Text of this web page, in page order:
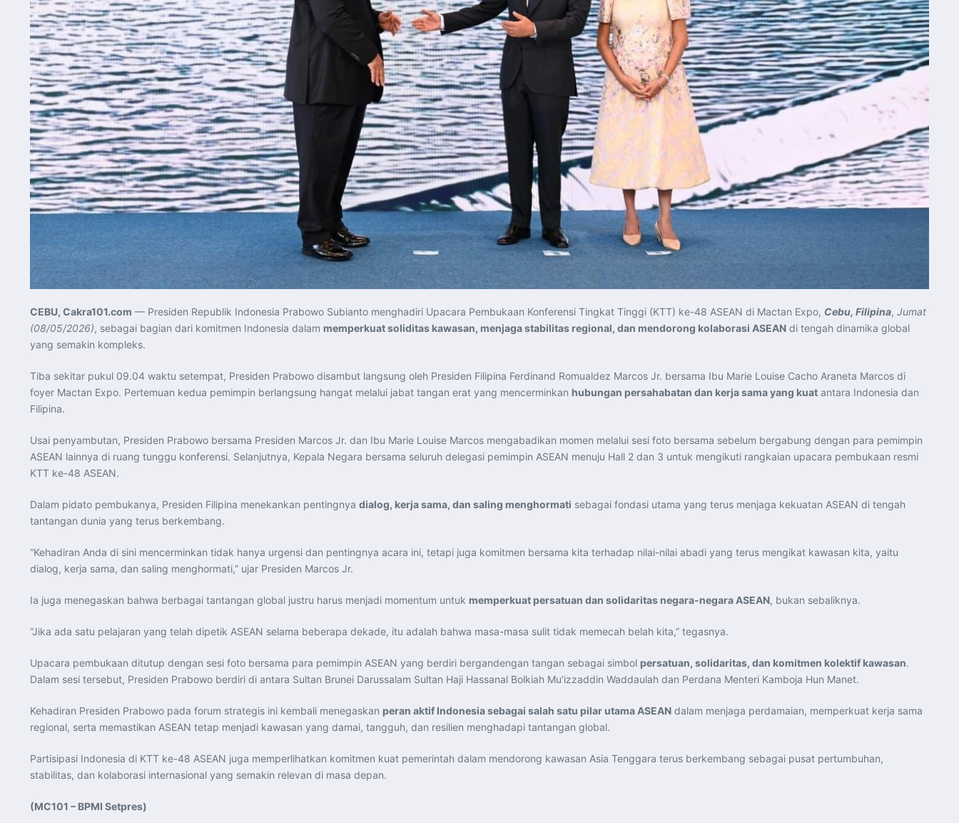
CEBU, Cakra101.com — Presiden Republik Indonesia Prabowo Subianto menghadiri Upacara Pembukaan Konferensi Tingkat Tinggi (KTT) ke-48 ASEAN di Mactan Expo, Cebu, Filipina, Jumat
(08/05/2026), sebagai bagian dari komitmen Indonesia dalam memperkuat soliditas kawasan, menjaga stabilitas regional, dan mendorong kolaborasi ASEAN di tengah dinamika global
yang semakin kompleks.
Tiba sekitar pukul 09.04 waktu setempat, Presiden Prabowo disambut langsung oleh Presiden Filipina Ferdinand Romualdez Marcos Jr. bersama Ibu Marie Louise Cacho Araneta Marcos di
foyer Mactan Expo. Pertemuan kedua pemimpin berlangsung hangat melalui jabat tangan erat yang mencerminkan hubungan persahabatan dan kerja sama yang kuat antara Indonesia dan
Filipina.
Usai penyambutan, Presiden Prabowo bersama Presiden Marcos Jr. dan Ibu Marie Louise Marcos mengabadikan momen melalui sesi foto bersama sebelum bergabung dengan para pemimpin
ASEAN lainnya di ruang tunggu konferensi. Selanjutnya, Kepala Negara bersama seluruh delegasi pemimpin ASEAN menuju Hall 2 dan 3 untuk mengikuti rangkaian upacara pembukaan resmi
KTT ke-48 ASEAN.
Dalam pidato pembukanya, Presiden Filipina menekankan pentingnya dialog, kerja sama, dan saling menghormati sebagai fondasi utama yang terus menjaga kekuatan ASEAN di tengah
tantangan dunia yang terus berkembang.
“Kehadiran Anda di sini mencerminkan tidak hanya urgensi dan pentingnya acara ini, tetapi juga komitmen bersama kita terhadap nilai-nilai abadi yang terus mengikat kawasan kita, yaitu
dialog, kerja sama, dan saling menghormati,” ujar Presiden Marcos Jr.
Ia juga menegaskan bahwa berbagai tantangan global justru harus menjadi momentum untuk memperkuat persatuan dan solidaritas negara-negara ASEAN, bukan sebaliknya.
“Jika ada satu pelajaran yang telah dipetik ASEAN selama beberapa dekade, itu adalah bahwa masa-masa sulit tidak memecah belah kita,” tegasnya.
Upacara pembukaan ditutup dengan sesi foto bersama para pemimpin ASEAN yang berdiri bergandengan tangan sebagai simbol persatuan, solidaritas, dan komitmen kolektif kawasan.
Dalam sesi tersebut, Presiden Prabowo berdiri di antara Sultan Brunei Darussalam Sultan Haji Hassanal Bolkiah Mu’izzaddin Waddaulah dan Perdana Menteri Kamboja Hun Manet.
Kehadiran Presiden Prabowo pada forum strategis ini kembali menegaskan peran aktif Indonesia sebagai salah satu pilar utama ASEAN dalam menjaga perdamaian, memperkuat kerja sama
regional, serta memastikan ASEAN tetap menjadi kawasan yang damai, tangguh, dan resilien menghadapi tantangan global.
Partisipasi Indonesia di KTT ke-48 ASEAN juga memperlihatkan komitmen kuat pemerintah dalam mendorong kawasan Asia Tenggara terus berkembang sebagai pusat pertumbuhan,
stabilitas, dan kolaborasi internasional yang semakin relevan di masa depan.
(MC101 – BPMI Setpres)